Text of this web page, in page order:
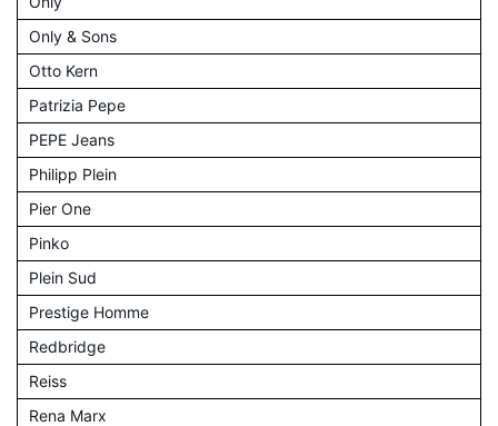
Only & Sons
Otto Kern
Patrizia Pepe
PEPE Jeans
Philipp Plein
Pier One
Pinko
Plein Sud
Prestige Homme
Redbridge
Reiss
Rena Marx